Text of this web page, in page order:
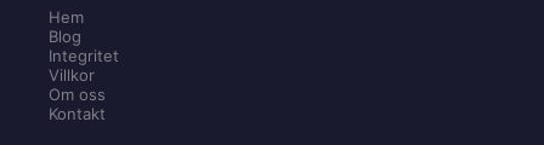
Hem
Blog
Integritet
Villkor
Om oss
Kontakt